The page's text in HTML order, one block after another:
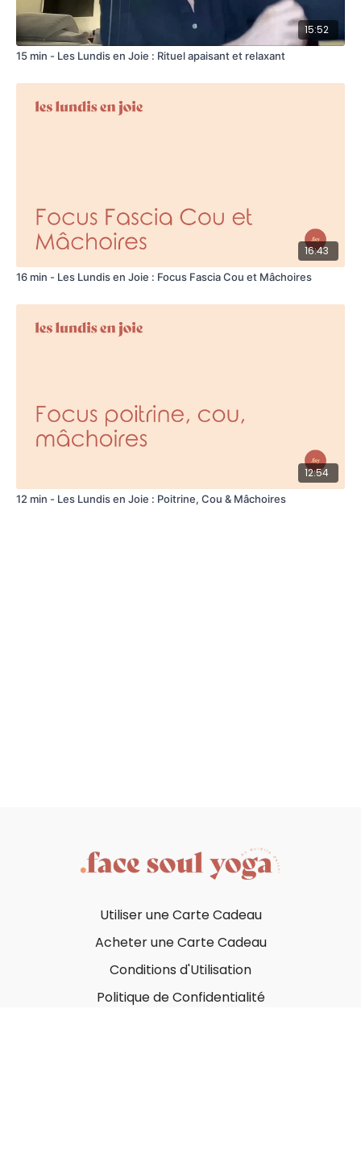
15:52
15 min - Les Lundis en Joie : Rituel apaisant et relaxant
16:43
16 min - Les Lundis en Joie : Focus Fascia Cou et Mâchoires
12:54
12 min - Les Lundis en Joie : Poitrine, Cou & Mâchoires
Utiliser une Carte Cadeau
Acheter une Carte Cadeau
Conditions d'Utilisation
Politique de Confidentialité